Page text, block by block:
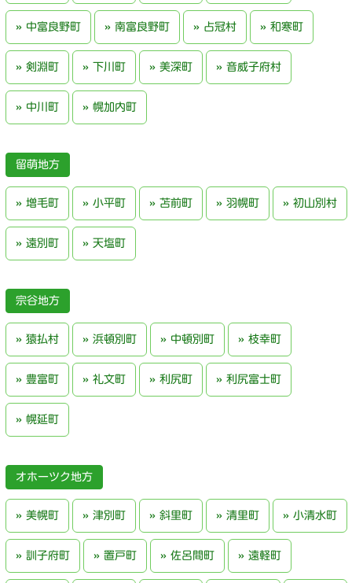
中富良野町 南富良野町 占冠村 和寒町
剣淵町 下川町 美深町 音威子府村
中川町 幌加内町
留萌地方
増毛町 小平町 苫前町 羽幌町 初山別村
遠別町 天塩町
宗谷地方
猿払村 浜頓別町 中頓別町 枝幸町
豊富町 礼文町 利尻町 利尻富士町
幌延町
オホーツク地方
美幌町 津別町 斜里町 清里町 小清水町
訓子府町 置戸町 佐呂間町 遠軽町